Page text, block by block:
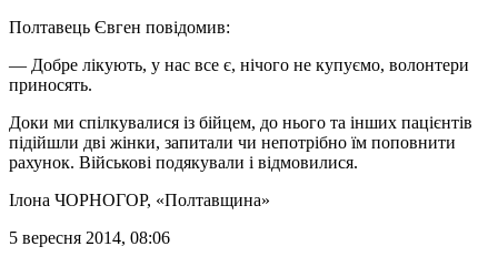
Полтавець Євген повідомив:
— Добре лікують, у нас все є, нічого не купуємо, волонтери
приносять.
Доки ми спілкувалися із бійцем, до нього та інших пацієнтів
підійшли дві жінки, запитали чи непотрібно їм поповнити
рахунок. Військові подякували і відмовилися.
Ілона ЧОРНОГОР, «Полтавщина»
5 вересня 2014, 08:06